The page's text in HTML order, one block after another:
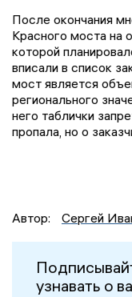
После окончания
Красного моста на
которой
вписали в список
мост является
регионального
него таблички
пропала, но о
Автор: Сергей
узнавать о